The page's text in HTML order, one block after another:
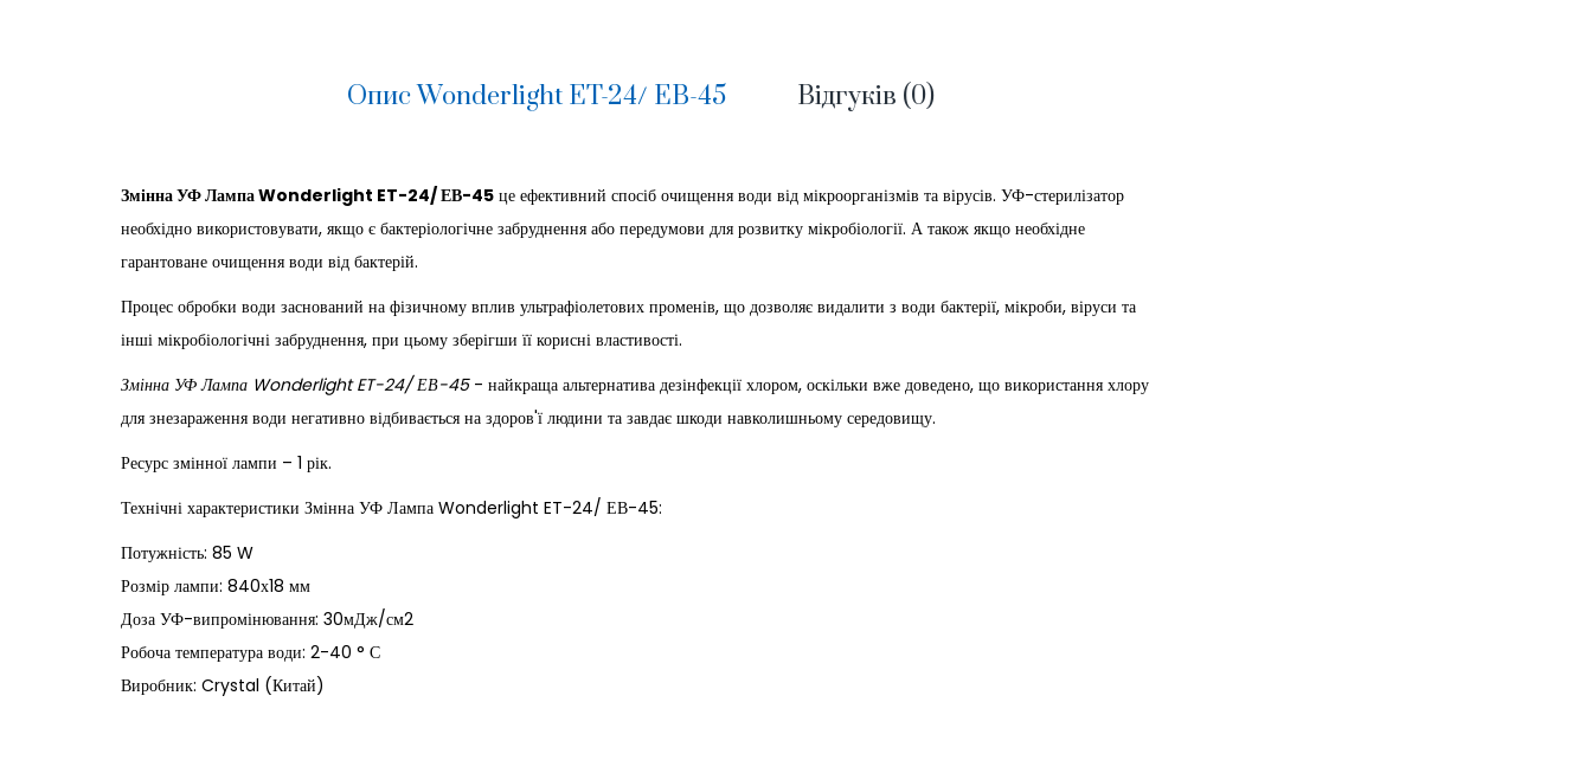
Опис Wonderlight ET-24/ ЕВ-45 Відгуків (0)
Змінна УФ Лампа Wonderlight ET-24/ ЕВ-45 це ефективний спосіб очищення води від мікроорганізмів та вірусів. УФ-стерилізатор
необхідно використовувати, якщо є бактеріологічне забруднення або передумови для розвитку мікробіології. А також якщо необхідне
гарантоване очищення води від бактерій.
Процес обробки води заснований на фізичному вплив ультрафіолетових променів, що дозволяє видалити з води бактерії, мікроби, віруси та
інші мікробіологічні забруднення, при цьому зберігши її корисні властивості.
Змінна УФ Лампа Wonderlight ET-24/ ЕВ-45- найкраща альтернатива дезінфекції хлором, оскільки вже доведено, що використання хлору
для знезараження води негативно відбивається на здоров'ї людини та завдає шкоди навколишньому середовищу.
Ресурс змінної лампи – 1 рік.
Технічні характеристики Змінна УФ Лампа Wonderlight ET-24/ ЕВ-45:
Потужність: 85 W
Розмір лампи: 840х18 мм
Доза УФ-випромінювання: 30мДж/см2
Робоча температура води: 2-40 ° С
Виробник: Crystal (Китай)